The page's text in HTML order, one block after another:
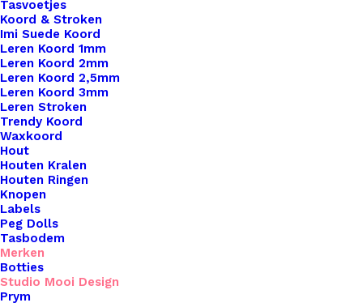
Tasvoetjes
Koord & Stroken
Imi Suede Koord
Leren Koord 1mm
Leren Koord 2mm
Leren Koord 2,5mm
Leren Koord 3mm
Leren Stroken
Trendy Koord
Waxkoord
Hout
Houten Kralen
Houten Ringen
Knopen
Labels
Peg Dolls
Tasbodem
Merken
Botties
Studio Mooi Design
Prym
€